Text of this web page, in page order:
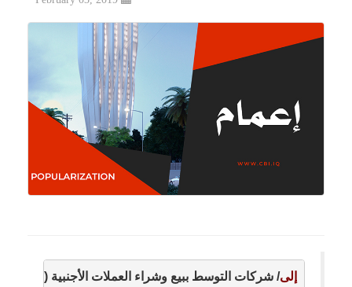
إلى/ شركات التوسط ببيع وشراء العملات الأجنبية (